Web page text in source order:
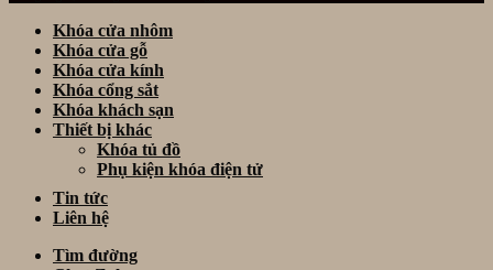
Khóa cửa nhôm
Khóa cửa gỗ
Khóa cửa kính
Khóa cổng sắt
Khóa khách sạn
Thiết bị khác
Khóa tủ đồ
Phụ kiện khóa điện tử
Tin tức
Liên hệ
Tìm đường